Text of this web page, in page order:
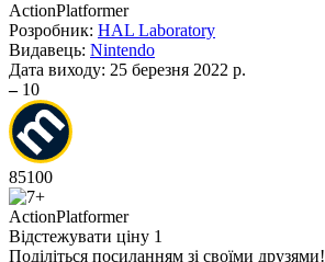
ActionPlatformer
Розробник: HAL Laboratory
Видавець: Nintendo
Дата виходу: 25 березня 2022 р.
– 10
85100
ActionPlatformer
Відстежувати ціну 1
Поділіться посиланням зі своїми друзями!